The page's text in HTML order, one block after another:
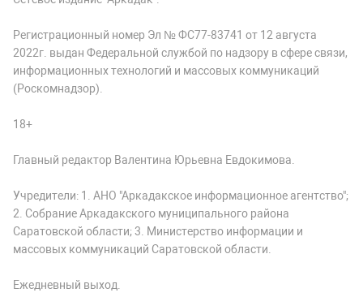
Регистрационный номер Эл № ФС77-83741 от 12 августа
2022г. выдан Федеральной службой по надзору в сфере связи,
информационных технологий и массовых коммуникаций
(Роскомнадзор).
18+
Главный редактор Валентина Юрьевна Евдокимова.
Учредители: 1. АНО "Аркадакское информационное агентство";
2. Собрание Аркадакского муниципального района
Саратовской области; 3. Министерство информации и
массовых коммуникаций Саратовской области.
Ежедневный выход.